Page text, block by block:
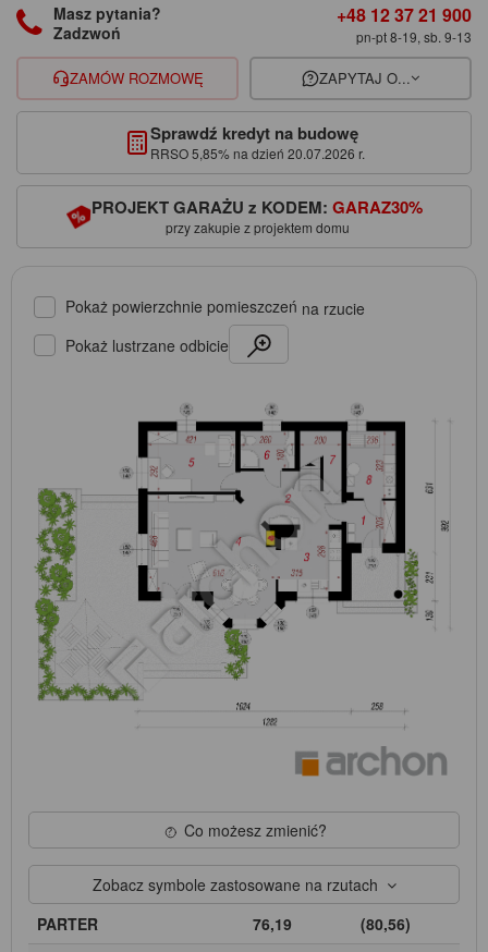
Masz pytania?
Zadzwoń
+48 12 37 21 900
pn-pt 8-19, sb. 9-13
ZAMÓW ROZMOWĘ ZAPYTAJ O...
Sprawdź kredyt na budowę
RRSO 5,85% na dzień 20.07.2026 r.
PROJEKT GARAŻU z KODEM: GARAZ30%
przy zakupie z projektem domu
Pokaż powierzchnie pomieszczeń na rzucie
Pokaż lustrzane odbicie
Co możesz zmienić?
Zobacz symbole zastosowane na rzutach
PARTER
76,19
(80,56)